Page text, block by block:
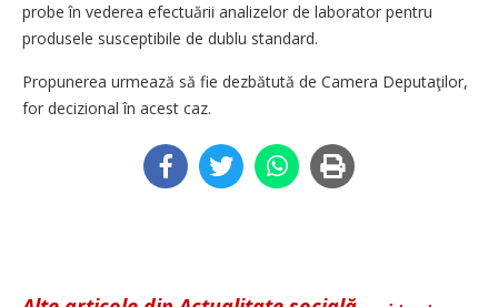
probe în vederea efectuării analizelor de laborator pentru
produsele susceptibile de dublu standard.
Propunerea urmează să fie dezbătută de Camera Deputaţilor,
for decizional în acest caz.